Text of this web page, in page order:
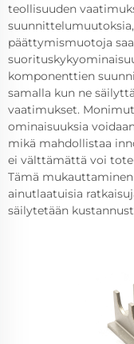
teollisuuden
päättymismuotoja
komponenttien
samalla kun ne
vaatimukset.
ominaisuuksia
mikä mahdollistaa
ei välttämättä voi
Tämä
ainutlaatuisia
säilytetään